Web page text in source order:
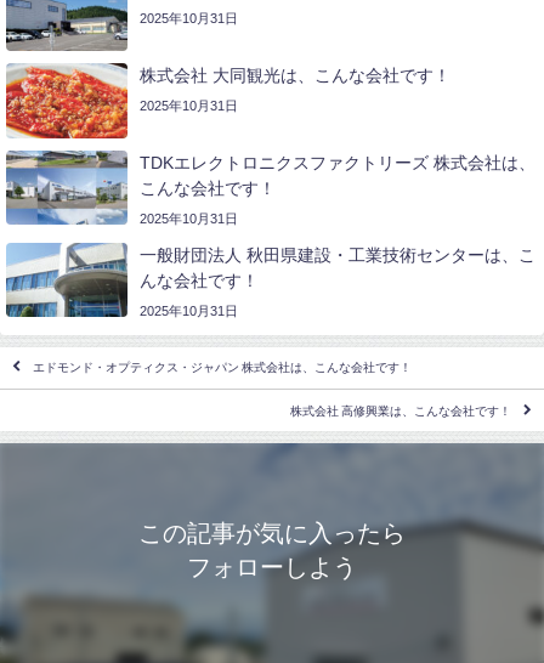
2025年10月31日
株式会社 大同観光は、こんな会社です！
2025年10月31日
TDKエレクトロニクスファクトリーズ 株式会社は、
こんな会社です！
2025年10月31日
一般財団法人 秋田県建設・工業技術センターは、こ
んな会社です！
2025年10月31日
エドモンド・オプティクス・ジャパン 株式会社は、こんな会社です！
株式会社 高修興業は、こんな会社です！
この記事が気に入ったら
フォローしよう